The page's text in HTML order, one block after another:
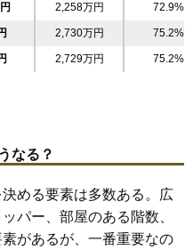
2,258万円 72.9%
2,730万円 75.2%
2,729万円 75.2%
なる？
める要素は多数ある。広
パー、部屋のある階数、
があるが、一番重要なの